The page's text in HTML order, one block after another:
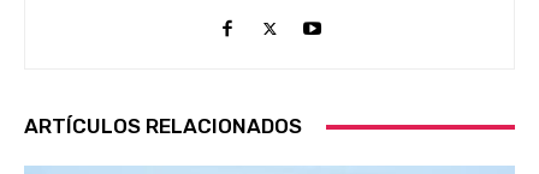
ARTÍCULOS RELACIONADOS